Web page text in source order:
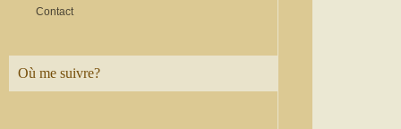
Contact
Où me suivre?